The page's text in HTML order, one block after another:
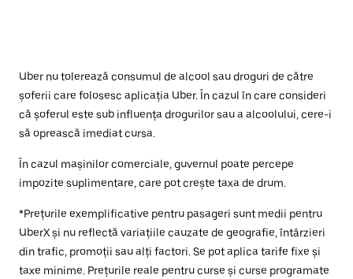
Uber nu tolerează consumul de alcool sau droguri de către
șoferii care folosesc aplicația Uber. În cazul în care consideri
că șoferul este sub influența drogurilor sau a alcoolului, cere-i
să oprească imediat cursa.
În cazul mașinilor comerciale, guvernul poate percepe
impozite suplimentare, care pot crește taxa de drum.
*Prețurile exemplificative pentru pasageri sunt medii pentru
UberX și nu reflectă variațiile cauzate de geografie, întârzieri
din trafic, promoții sau alți factori. Se pot aplica tarife fixe și
taxe minime. Prețurile reale pentru curse și curse programate